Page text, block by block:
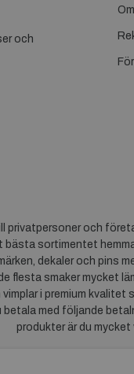
och
privatpersoner och
sortimentet
dekaler och pins
flesta smaker mycket
i premium
betala med följande
produkter är du